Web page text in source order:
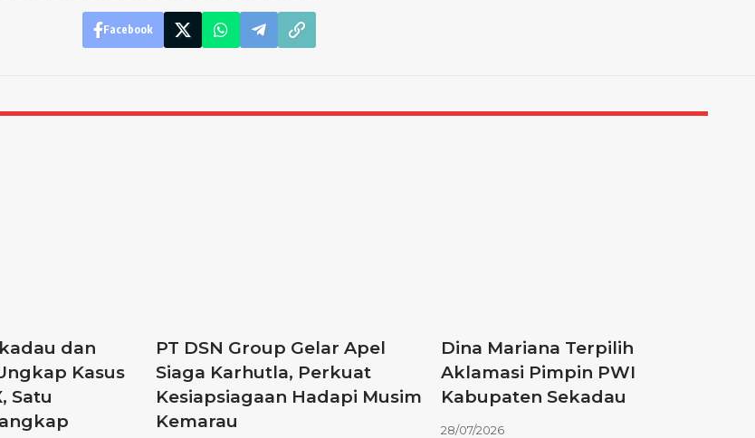
Facebook
dan
Kasus
Satu
PT DSN Group Gelar Apel
Siaga Karhutla, Perkuat
Kesiapsiagaan Hadapi Musim
Kemarau
Dina Mariana Terpilih
Aklamasi Pimpin PWI
Kabupaten Sekadau
28/07/2026